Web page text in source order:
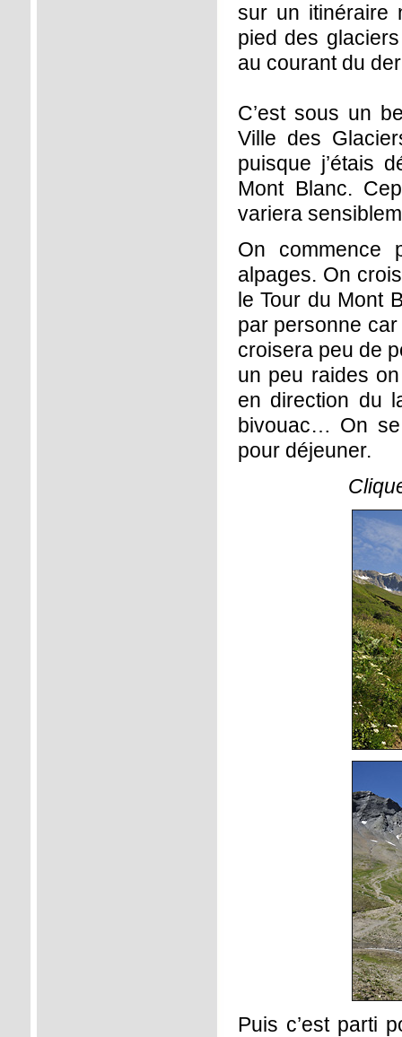
sur un itinéraire
pied des
au courant du
C’est sous un
Ville des
puisque j’étais
Mont Blanc.
variera
On commence
alpages. On
le Tour du Mont
par personne
croisera peu de
un peu raides
en direction du
bivouac… On
pour déjeuner.
Puis c’est parti